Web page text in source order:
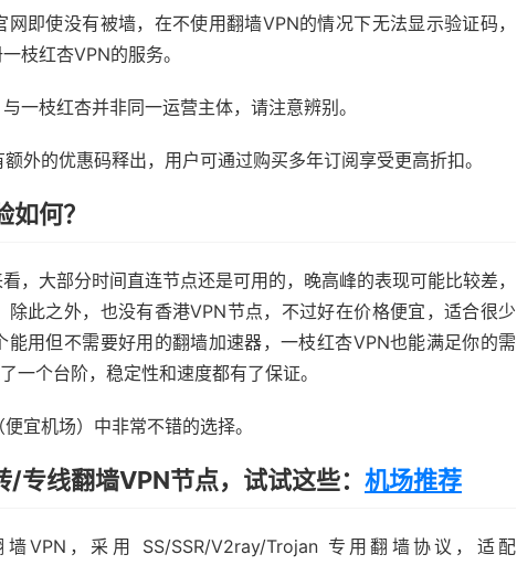
即使没有被墙，在不使用翻墙VPN的情况下无法显示验证码，
枝红杏VPN的服务。
与一枝红杏并非同一运营主体，请注意辨别。
额外的优惠码释出，用户可通过购买多年订阅享受更高折扣。
何？
，大部分时间直连节点还是可用的，晚高峰的表现可能比较差，
此之外，也没有香港VPN节点，不过好在价格便宜，适合很少
用但不需要好用的翻墙加速器，一枝红杏VPN也能满足你的需
一个台阶，稳定性和速度都有了保证。
宜机场）中非常不错的选择。
专线翻墙VPN节点，试试这些： 机场推荐
VPN，采用 SS/SSR/V2ray/Trojan 专用翻墙协议，适配